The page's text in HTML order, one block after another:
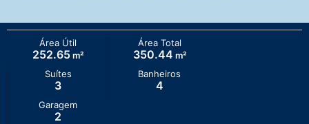
Área Útil
252.65m²
Área Total
350.44 m²
Suítes
3
Banheiros
4
Garagem
2